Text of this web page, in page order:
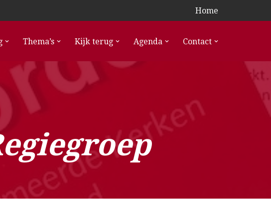
Home
Thema’s Kijk terug Agenda Contact